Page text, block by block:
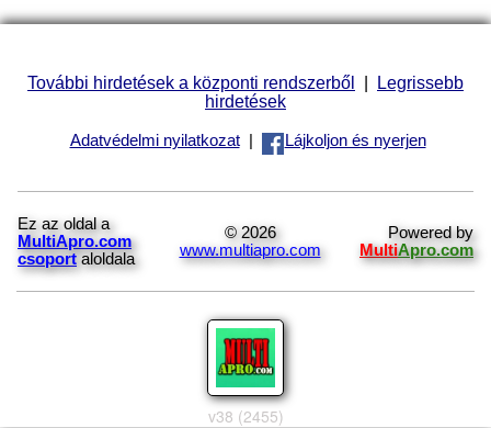
További hirdetések a központi rendszerből | Legrissebb
hirdetések
Adatvédelmi nyilatkozat| Lájkoljon és nyerjen
Ez az oldal a
MultiApro.com
csoport aloldala
© 2026
www.multiapro.com
Powered by
MultiApro.com
v38 (2455)